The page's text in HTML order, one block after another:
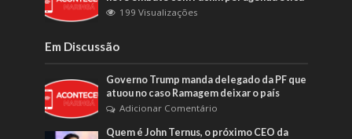
199 Visualizações
Em Discussão
Governo Trump manda delegado da PF que
atuou no caso Ramagem deixar o país
Adicionar Comentário
Quem é John Ternus, o próximo CEO da